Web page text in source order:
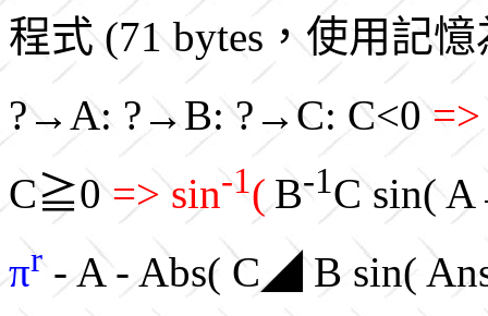
程式 (71 bytes，使用記
?→A: ?→B: ?→C: C<0=>
C≧0 => sin-1( B-1C sin(
πr - A - Abs( C◢ B sin(